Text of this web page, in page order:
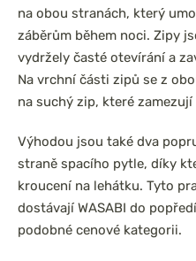
na obou stranách, který
záběrům během noci. Zipy
vydržely časté otevírání a
Na vrchní části zipů se z
na suchý zip, které
Výhodou jsou také dva
straně spacího pytle, díky
kroucení na lehátku. Tyto
dostávají WASABI do
podobné cenové kategorii.